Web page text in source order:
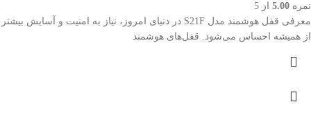
نمره 5.00 از 5
معرفی قفل هوشمند مدل S21F در دنیای امروز، نیاز به امنیت و آسایش بیشتر
از همیشه احساس می‌شود. قفل‌های هوشمند